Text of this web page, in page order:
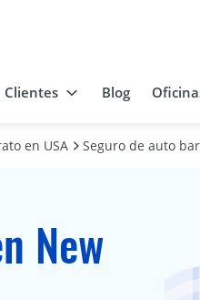
Clientes Blog
en USA Seguro de auto
New